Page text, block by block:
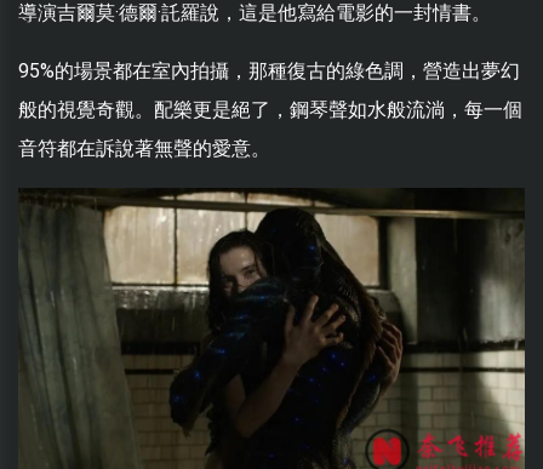
導演吉爾莫·德爾·託羅說，這是他寫給電影的一封情書。
95%的場景都在室內拍攝，那種復古的綠色調，營造出夢幻
般的視覺奇觀。配樂更是絕了，鋼琴聲如水般流淌，每一個
音符都在訴說著無聲的愛意。